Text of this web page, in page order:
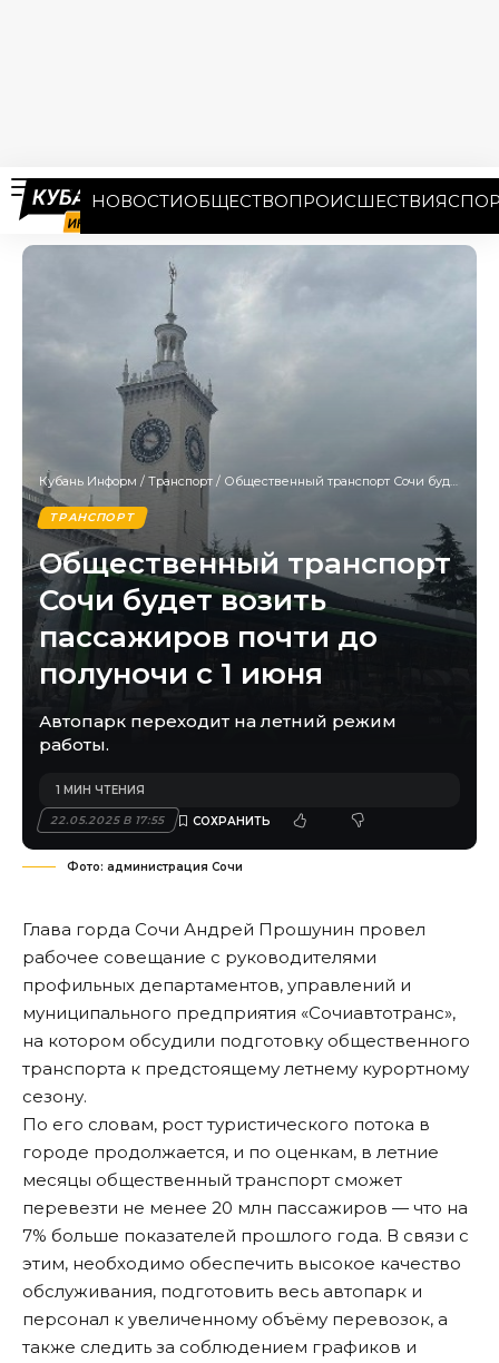
НОВОСТИОБЩЕСТВОПРОИСШЕСТВИЯ
Кубань Информ / Транспорт / Общественный транспорт Сочи будет возить пассажиров почти до полуночи с 1 июня
ТРАНСПОРТ
Общественный транспорт
Сочи будет возить
пассажиров почти до
полуночи с 1 июня
Автопарк переходит на летний режим
работы.
22.05.2025 В 17:55
1 МИН ЧТЕНИЯ
Фото: администрация Сочи
Глава горда Сочи Андрей Прошунин провел
рабочее совещание с руководителями
профильных департаментов, управлений и
муниципального предприятия «Сочиавтотранс»,
на котором обсудили подготовку общественного
транспорта к предстоящему летнему курортному
сезону.
По его словам, рост туристического потока в
городе продолжается, и по оценкам, в летние
месяцы общественный транспорт сможет
перевезти не менее 20 млн пассажиров — что на
7% больше показателей прошлого года. В связи с
этим, необходимо обеспечить высокое качество
обслуживания, подготовить весь автопарк и
персонал к увеличенному объёму перевозок, а
также следить за соблюдением графиков и